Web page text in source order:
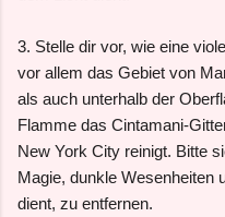
3. Stelle dir vor, wie eine
vor allem das Gebiet von
als auch unterhalb der
Flamme das Cintamani-
New York City reinigt. Bitte
Magie, dunkle Wesenheiten
dient, zu entfernen.